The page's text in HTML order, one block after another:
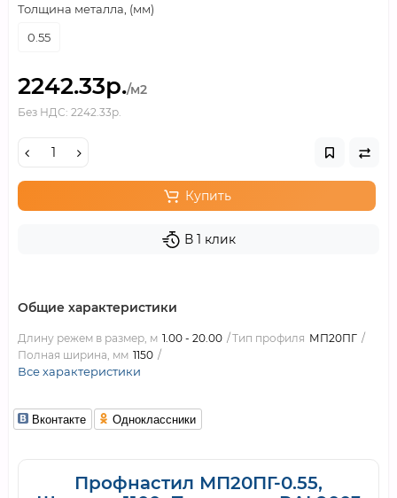
Толщина металла, (мм)
0.55
2242.33р./м2
Без НДС: 2242.33р.
Купить
В 1 клик
Общие характеристики
Длину режем в размер, м 1.00 - 20.00 Тип профиля МП20ПГ
Полная ширина, мм 1150
Все характеристики
Вконтакте Одноклассники
Профнастил МП20ПГ-0.55,